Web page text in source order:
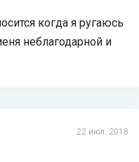
когда я ругаюсь
неблагодарной и
22 июл. 2018